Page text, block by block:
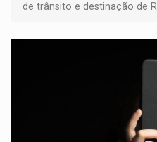
de trânsito e destinação de